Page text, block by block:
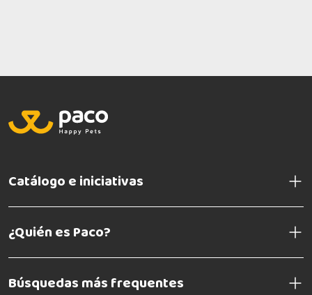
Catálogo e iniciativas
¿Quién es Paco?
Búsquedas más frequentes